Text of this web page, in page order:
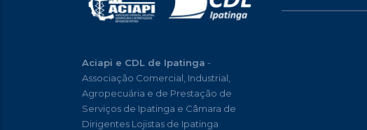
Aciapi e CDL de Ipatinga -
Associação Comercial, Industrial,
Agropecuária e de Prestação de
Serviços de Ipatinga e Câmara de
Dirigentes Lojistas de Ipatinga